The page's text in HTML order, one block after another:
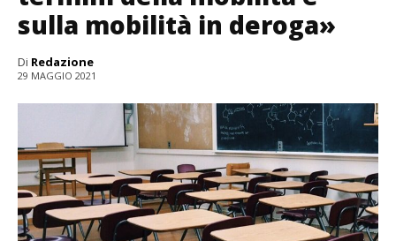
sulla mobilità in deroga»
Di Redazione
29 MAGGIO 2021